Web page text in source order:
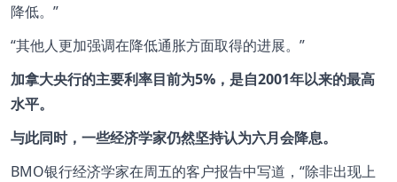
降低。”
“其他人更加强调在降低通胀方面取得的进展。”
加拿大央行的主要利率目前为5%，是自2001年以来的最高
水平。
与此同时，一些经济学家仍然坚持认为六月会降息。
BMO银行经济学家在周五的客户报告中写道，“除非出现上